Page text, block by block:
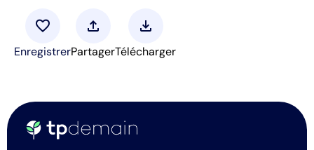
favorite
Enregistrer
upload
Partager
download
Télécharger